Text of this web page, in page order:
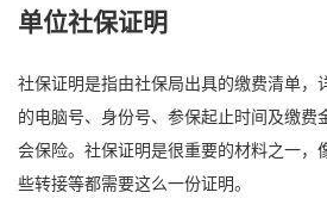
单位社保证明
社保证明是指由社保局出具的缴费清单，
的电脑号、身份号、参保起止时间及缴费
会保险。社保证明是很重要的材料之一，
些转接等都需要这么一份证明。